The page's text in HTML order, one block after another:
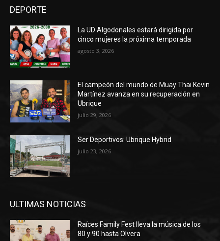
DEPORTE
La UD Algodonales estará dirigida por
cinco mujeres la próxima temporada
agosto 3, 2026
El campeón del mundo de Muay Thai Kevin
Martínez avanza en su recuperación en
Ubrique
julio 29, 2026
Ser Deportivos: Ubrique Hybrid
julio 23, 2026
ULTIMAS NOTICIAS
Raíces Family Fest lleva la música de los
80 y 90 hasta Olvera